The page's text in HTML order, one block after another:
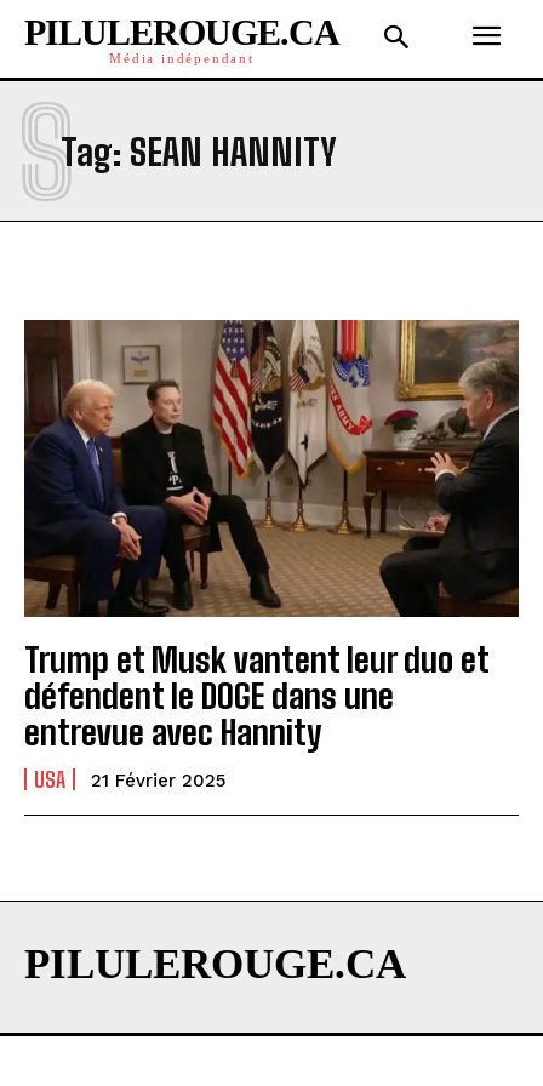
PILULEROUGE.CA
Média indépendant
Tag: SEAN HANNITY
S
Trump et Musk vantent leur duo et
défendent le DOGE dans une
entrevue avec Hannity
USA 21 Février 2025
PILULEROUGE.CA